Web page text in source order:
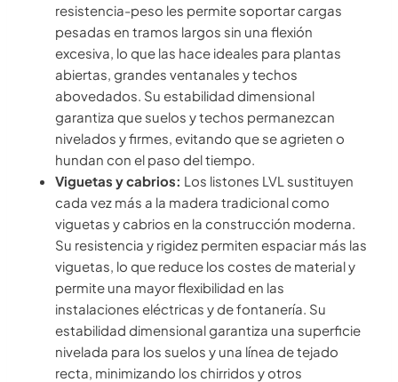
resistencia-peso les permite soportar cargas
pesadas en tramos largos sin una flexión
excesiva, lo que las hace ideales para plantas
abiertas, grandes ventanales y techos
abovedados. Su estabilidad dimensional
garantiza que suelos y techos permanezcan
nivelados y firmes, evitando que se agrieten o
hundan con el paso del tiempo.
Viguetas y cabrios: Los listones LVL sustituyen
cada vez más a la madera tradicional como
viguetas y cabrios en la construcción moderna.
Su resistencia y rigidez permiten espaciar más las
viguetas, lo que reduce los costes de material y
permite una mayor flexibilidad en las
instalaciones eléctricas y de fontanería. Su
estabilidad dimensional garantiza una superficie
nivelada para los suelos y una línea de tejado
recta, minimizando los chirridos y otros